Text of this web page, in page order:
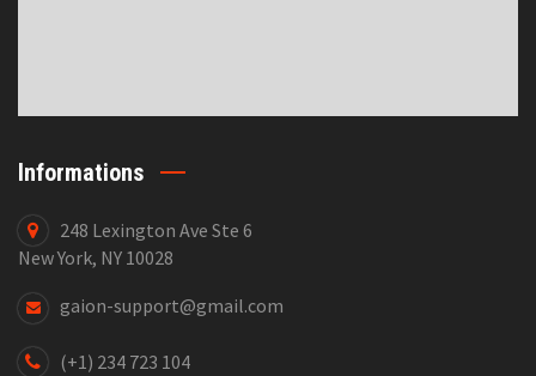
Informations
248 Lexington Ave Ste 6
New York, NY 10028
gaion-support@gmail.com
(+1) 234 723 104